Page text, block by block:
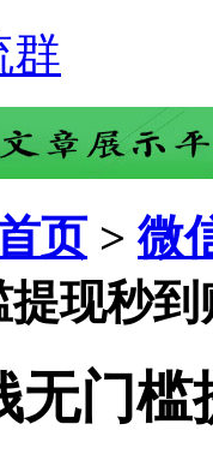
群
页 >微
现秒到
无门槛